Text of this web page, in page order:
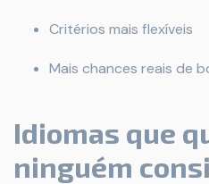
Critérios mais flexíveis
Mais chances reais de
Idiomas que
ninguém